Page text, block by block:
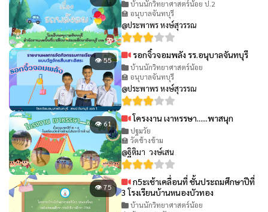
บ้านนักวิทยาศาสตร์น้อย ป.2
🏫 อนุบาลจันทบุรี
@ประพาพร หงษ์สุวรรณ
👁 55 รอกจิ๋วจอมพลัง รร.อนุบาลจันทบุรี
บ้านนักวิทยาศาสตร์น้อย
🏫 อนุบาลจันทบุรี
@ประพาพร หงษ์สุวรรณ
👁 61 โครงงาน เงาหรรษา......พาสนุก
ปฐมวัย
🏫 วัดช้างข้าม
@ฐิติมา วงษ์เสน
👁 75
ก5ะเช้าเคลื่อนที่ ชั้นประถมศึกษาปีที่
3 โรงเรียนบ้านหนองบัวทอง
บ้านนักวิทยาศาสตร์น้อย